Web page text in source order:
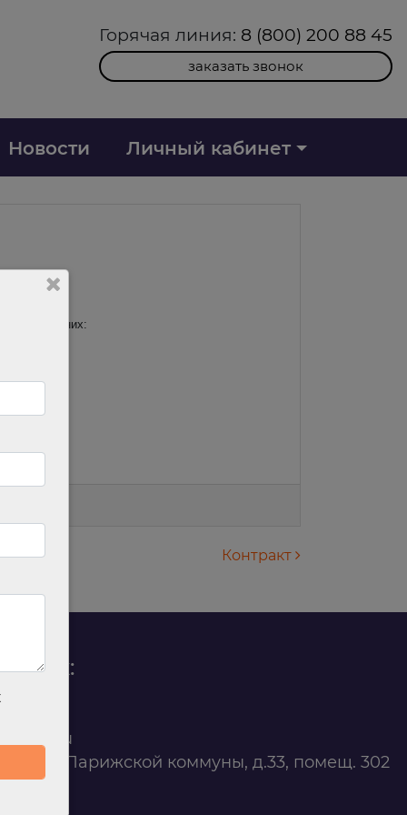
Горячая линия: 8 (800) 200 88 45
заказать звонок
Новости Личный кабинет
Среди них:
Контракт
ул. Парижской коммуны, д.33, помещ. 302